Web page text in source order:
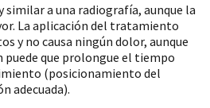
a una radiografía, aunque la
La aplicación del tratamiento
y no causa ningún dolor, aunque
que prolongue el tiempo
(posicionamiento del
adecuada).